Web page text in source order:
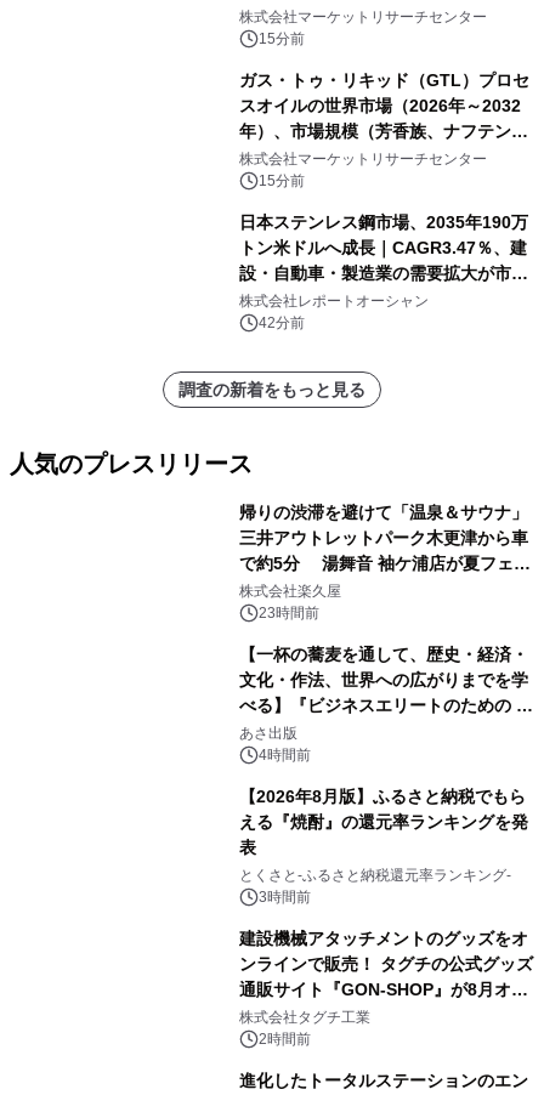
上、純度60%以上）・分析レポートを
発表
株式会社マーケットリサーチセンター
15分前
ガス・トゥ・リキッド（GTL）プロセ
スオイルの世界市場（2026年～2032
年）、市場規模（芳香族、ナフテン
系、パラフィン系）・分析レポートを
発表
株式会社マーケットリサーチセンター
15分前
日本ステンレス鋼市場、2035年190万
トン米ドルへ成長｜CAGR3.47％、建
設・自動車・製造業の需要拡大が市場
を牽引
株式会社レポートオーシャン
42分前
調査の新着をもっと見る
人気のプレスリリース
帰りの渋滞を避けて「温泉＆サウナ」
三井アウトレットパーク木更津から車
で約5分 湯舞音 袖ケ浦店が夏フェア
メニューを提供
株式会社楽久屋
23時間前
【一杯の蕎麦を通して、歴史・経済・
文化・作法、世界への広がりまでを学
べる】『ビジネスエリートのための 教
養としての蕎麦』2026年8月25日
（火）発売
あさ出版
4時間前
【2026年8月版】ふるさと納税でもら
える『焼酎』の還元率ランキングを発
表
とくさと-ふるさと納税還元率ランキング-
3時間前
建設機械アタッチメントのグッズをオ
ンラインで販売！ タグチの公式グッズ
通販サイト『GON-SHOP』が8月オー
プン
株式会社タグチ工業
2時間前
進化したトータルステーションのエン